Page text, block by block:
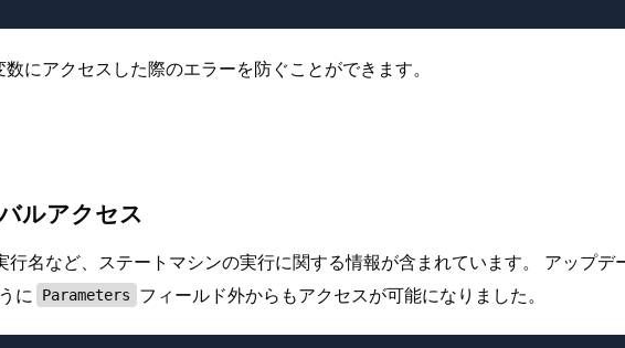
にアクセスした際のエラーを防ぐことができます。
ルアクセス
行名など、ステートマシンの実行に関する情報が含まれています。 アップデ
に
Parameters フィールド外からもアクセスが可能になりました。